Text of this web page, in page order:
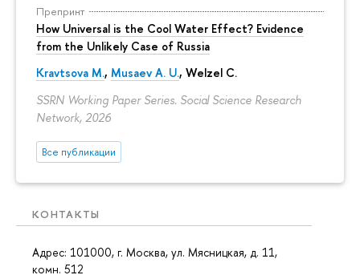
Препринт
How Universal is the Cool Water Effect? Evidence
from the Unlikely Case of Russia
Kravtsova M., Musaev A. U., Welzel C.
SSRN Working Paper Series. Social Science Research
Network, 2026
Все публикации
КОНТАКТЫ
Адрес: 101000, г. Москва, ул. Мясницкая, д. 11,
комн. 512